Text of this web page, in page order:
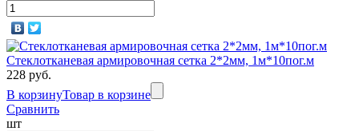
Стеклотканевая армировочная сетка 2*2мм, 1м*10пог.м
228 руб.
В корзинуТовар в корзине
Сравнить
шт